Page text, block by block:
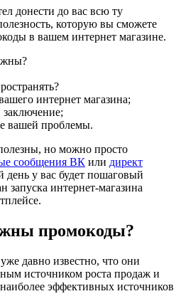
донести до вас всю ту
которую вы сможете
в вашем интернет магазине.
интернет магазина;
вашей проблемы.
но можно просто
сообщения ВК или директ
у вас будет пошаговый
запуска интернет-магазина
промокоды?
давно известно, что они
источником роста продаж и
эффективных источников